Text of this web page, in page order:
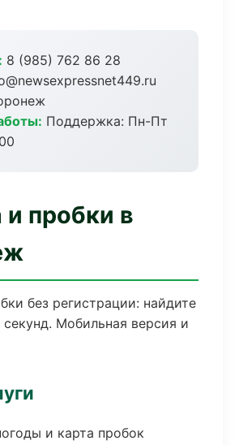
8 (985) 762 86 28
Поддержка: Пн-Пт
и пробки в
без регистрации: найдите
секунд. Мобильная версия и
и карта пробок